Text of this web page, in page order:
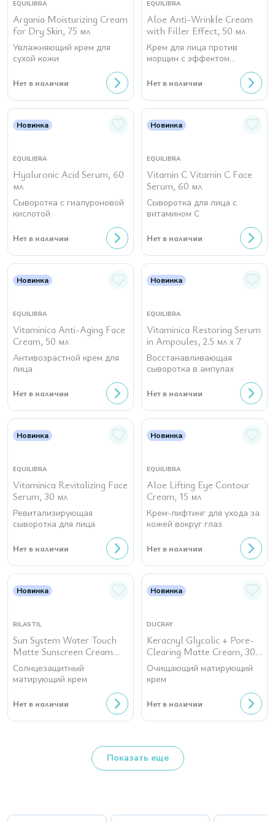
EQUILIBRA
Argania Moisturizing Cream
for Dry Skin, 75 мл
Увлажняющий крем для
сухой кожи
Нет в наличии
EQUILIBRA
Aloe Anti-Wrinkle Cream
with Filler Effect, 50 мл
Крем для лица против
морщин c эффектом
Нет в наличии
Новинка
EQUILIBRA
Hyaluronic Acid Serum, 60
мл
Сыворотка с гиалуроновой
кислотой
Нет в наличии
Новинка
EQUILIBRA
Vitamin C Vitamin C Face
Serum, 60 мл
Сыворотка для лица с
витамином С
Нет в наличии
Новинка
EQUILIBRA
Vitaminica Anti-Aging Face
Cream, 50 мл
Антивозрастной крем для
лица
Нет в наличии
Новинка
EQUILIBRA
Vitaminica Restoring Serum
in Ampoules, 2.5 мл х 7
Восстанавливающая
сыворотка в ампулах
Нет в наличии
Новинка
EQUILIBRA
Vitaminica Revitalizing Face
Serum, 30 мл
Ревитализирующая
сыворотка для лица
Нет в наличии
Новинка
EQUILIBRA
Aloe Lifting Eye Contour
Cream, 15 мл
Крем-лифтинг для ухода за
кожей вокруг глаз
Нет в наличии
Новинка
RILASTIL
Sun System Water Touch
Matte Sunscreen Cream
SPF 50+, 50 мл
Солнцезащитный
матирующий крем
Нет в наличии
Новинка
DUCRAY
Keracnyl Glycolic + Pore-
Clearing Matte Cream, 30
мл
Очищающий матирующий
крем
Нет в наличии
Показать еще